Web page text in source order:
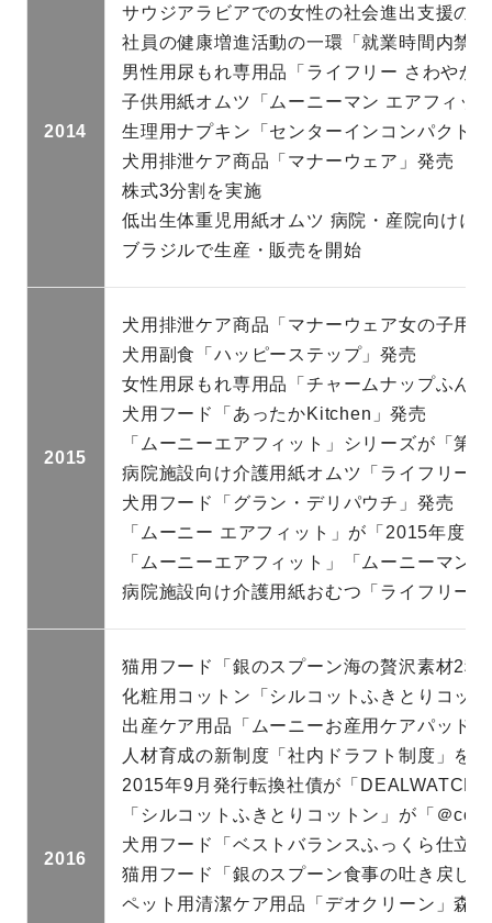
2014
サウジアラビアでの女性の社会進出支援の
社員の健康増進活動の一環「就業時間内禁
男性用尿もれ専用品「ライフリー さわやか
子供用紙オムツ「ムーニーマン エアフィッ
生理用ナプキン「センターインコンパクト
犬用排泄ケア商品「マナーウェア」発売
株式3分割を実施
低出生体重児用紙オムツ 病院・産院向けに
ブラジルで生産・販売を開始
2015
犬用排泄ケア商品「マナーウェア女の子用
犬用副食「ハッピーステップ」発売
女性用尿もれ専用品「チャームナップふん
犬用フード「あったかKitchen」発売
「ムーニーエアフィット」シリーズが「第
病院施設向け介護用紙オムツ「ライフリー
犬用フード「グラン・デリパウチ」発売
「ムーニー エアフィット」が「2015年度
「ムーニーエアフィット」「ムーニーマン
病院施設向け介護用紙おむつ「ライフリー
2016
猫用フード「銀のスプーン海の贅沢素材2種
化粧用コットン「シルコットふきとりコッ
出産ケア用品「ムーニーお産用ケアパッド
人材育成の新制度「社内ドラフト制度」を
2015年9月発行転換社債が「
「シルコットふきとりコットン」が「＠
犬用フード「ベストバランスふっくら仕立
猫用フード「銀のスプーン食事の吐き戻し
ペット用清潔ケア用品「デオクリーン」森